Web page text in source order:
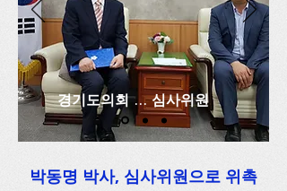
경기도의회 ... 심사위원
박동명 박사, 심사위원으로 위촉